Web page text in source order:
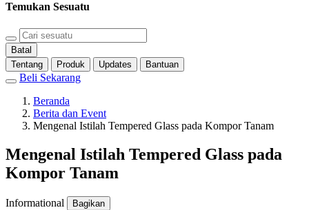
Temukan Sesuatu
Batal
Tentang
Produk Updates Bantuan
Beli Sekarang
Beranda
Berita dan Event
Mengenal Istilah Tempered Glass pada Kompor Tanam
Mengenal Istilah Tempered Glass pada
Kompor Tanam
Informational Bagikan